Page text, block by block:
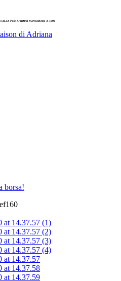
PER ORDINI SUPERIORI A 100€
borsa!